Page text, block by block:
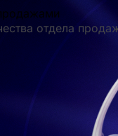
отдела